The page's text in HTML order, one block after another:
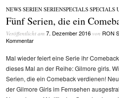
NEWS/SERIEN/SERIENSPECIALS/SPECIALS/
Fünf Serien, die ein
Veröffentlicht am 7. Dezember 2016 von RON
Kommentar
Mal wieder feiert eine Serie ihr
dieses Mal an der Reihe: Gilmore girls.
Serien, die ein Comeback verdienen!
der Gilmore Girls im Fernsehen